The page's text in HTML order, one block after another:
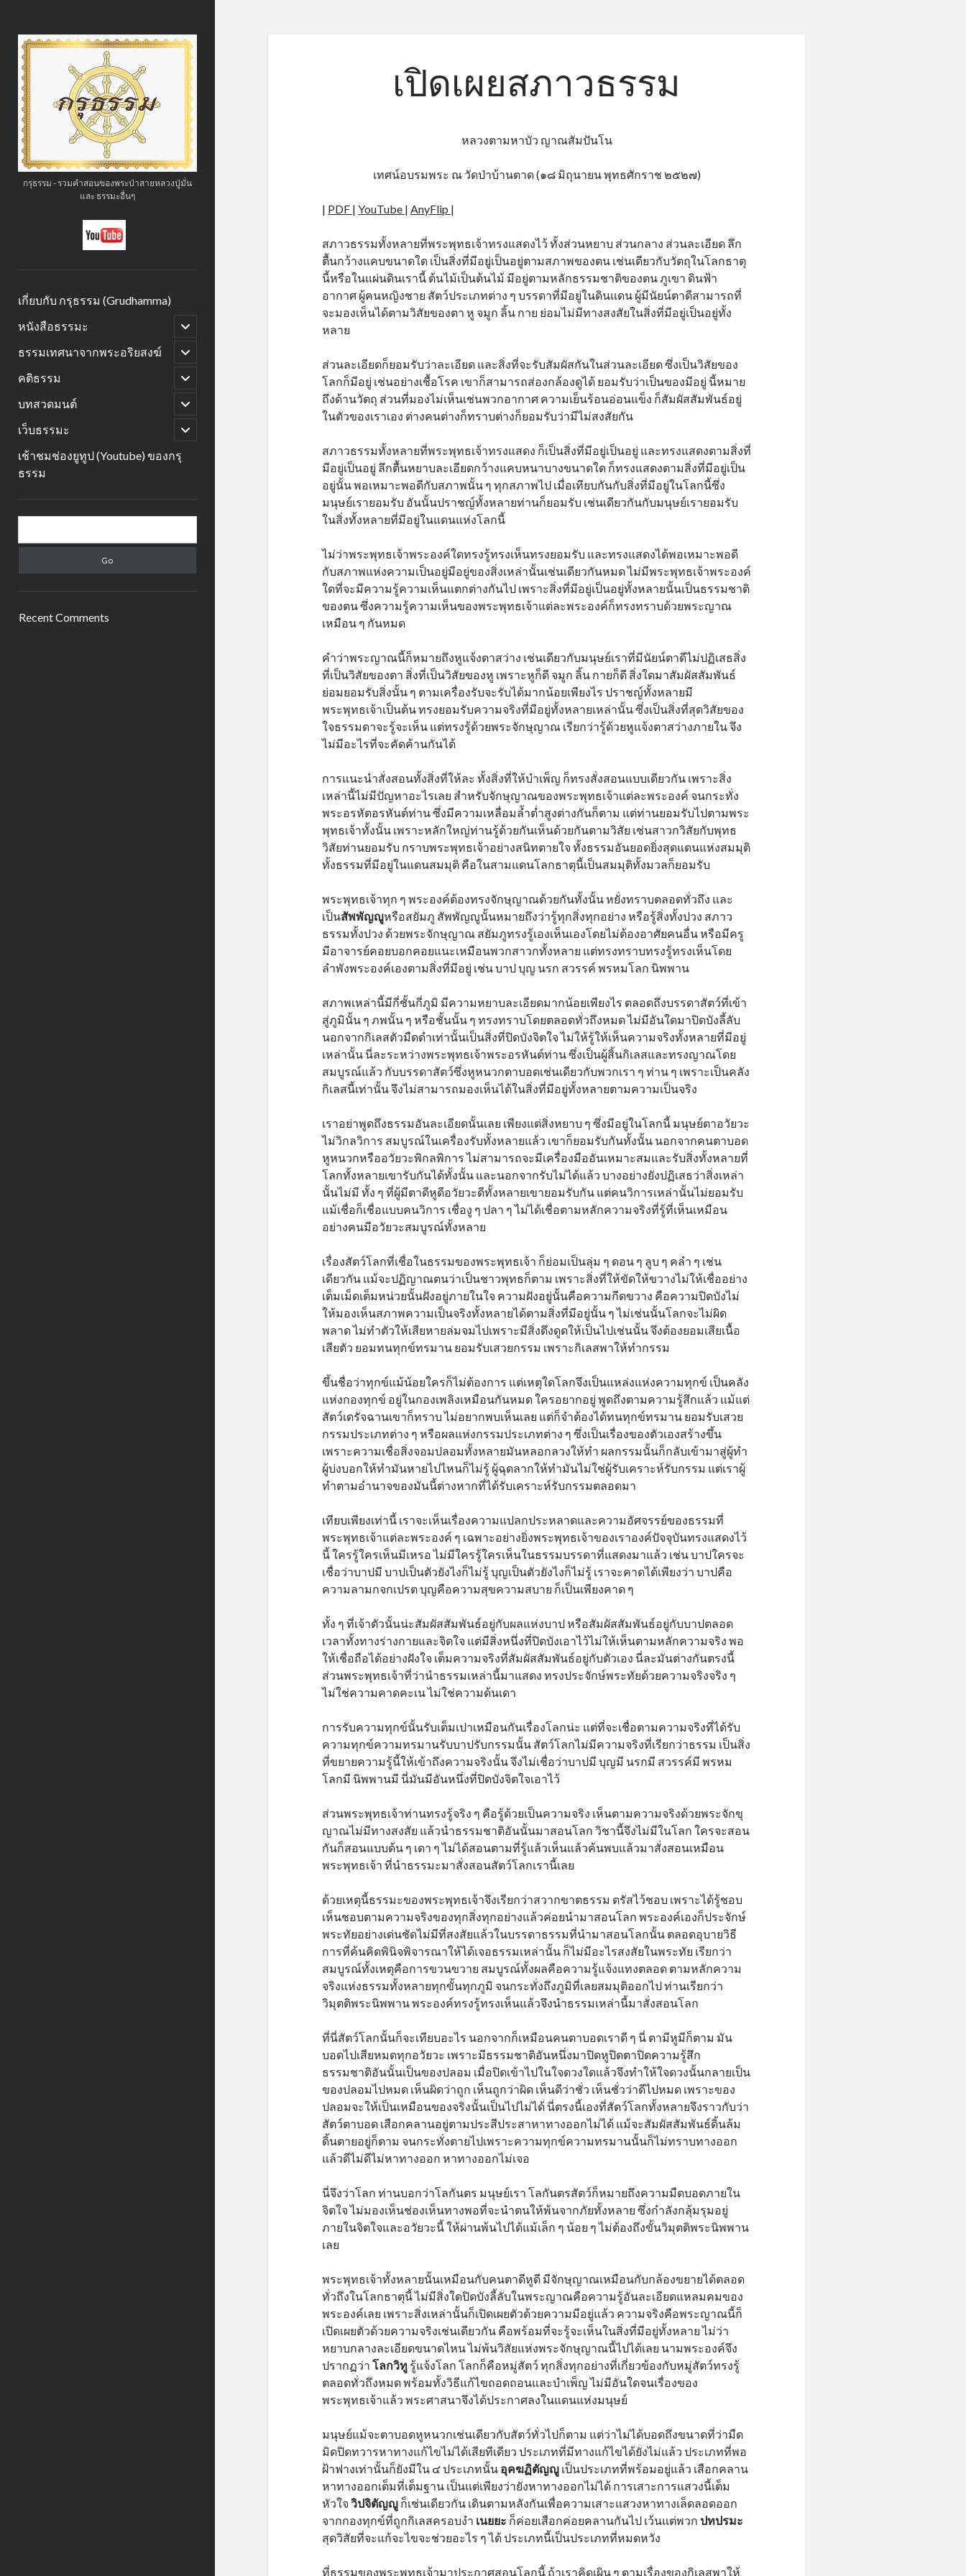
กรุ
ธรรม
(GruDhamma.com)
กรุธรรม - รวมคำสอนของพระป่าสายหลวงปู่มั่น
และ ธรรมะอื่นๆ
เกี่ยบกับ กรุธรรม (Grudhamma)
หนังสือธรรมะ
open
child
menu
ธรรมเทศนาจากพระอริยสงฆ์
open
child
menu
คติธรรม
open
child
menu
บทสวดมนต์
open
child
menu
เว็บธรรมะ
open
child
menu
เช้าชมช่องยูทูป (Youtube) ของกรุ
ธรรม
Sidebar
Recent Comments
เปิดเผยสภาวธรรม
หลวงตามหาบัว ญาณสัมปันโน
เทศน์อบรมพระ ณ วัดป่าบ้านตาด (๑๘ มิถุนายน พุทธศักราช ๒๕๒๗)
| PDF |YouTube |AnyFlip |
สภาวธรรมทั้งหลายที่พระพุทธเจ้าทรงแสดงไว้ ทั้งส่วนหยาบ ส่วนกลาง ส่วนละเอียด ลึก
ตื้นกว้างแคบขนาดใด เป็นสิ่งที่มีอยู่เป็นอยู่ตามสภาพของตน เช่นเดียวกับวัตถุในโลกธาตุ
นี้หรือในแผ่นดินเรานี้ ต้นไม้เป็นต้นไม้ มีอยู่ตามหลักธรรมชาติของตน ภูเขา ดินฟ้า
อากาศ ผู้คนหญิงชาย สัตว์ประเภทต่าง ๆ บรรดาที่มีอยู่ในดินแดน ผู้มีนัยน์ตาดีสามารถที่
จะมองเห็นได้ตามวิสัยของตา หู จมูก ลิ้น กาย ย่อมไม่มีทางสงสัยในสิ่งที่มีอยู่เป็นอยู่ทั้ง
หลาย
ส่วนละเอียดก็ยอมรับว่าละเอียด และสิ่งที่จะรับสัมผัสกันในส่วนละเอียด ซึ่งเป็นวิสัยของ
โลกก็มีอยู่ เช่นอย่างเชื้อโรค เขาก็สามารถส่องกล้องดูได้ ยอมรับว่าเป็นของมีอยู่ นี้หมาย
ถึงด้านวัตถุ ส่วนที่มองไม่เห็นเช่นพวกอากาศ ความเย็นร้อนอ่อนแข็ง ก็สัมผัสสัมพันธ์อยู่
ในตัวของเราเอง ต่างคนต่างก็ทราบต่างก็ยอมรับว่ามีไม่สงสัยกัน
สภาวธรรมทั้งหลายที่พระพุทธเจ้าทรงแสดง ก็เป็นสิ่งที่มีอยู่เป็นอยู่ และทรงแสดงตามสิ่งที่
มีอยู่เป็นอยู่ ลึกตื้นหยาบละเอียดกว้างแคบหนาบางขนาดใด ก็ทรงแสดงตามสิ่งที่มีอยู่เป็น
อยู่นั้น พอเหมาะพอดีกับสภาพนั้น ๆ ทุกสภาพไป เมื่อเทียบกันกับสิ่งที่มีอยู่ในโลกนี้ซึ่ง
มนุษย์เรายอมรับ อันนั้นปราชญ์ทั้งหลายท่านก็ยอมรับ เช่นเดียวกันกับมนุษย์เรายอมรับ
ในสิ่งทั้งหลายที่มีอยู่ในแดนแห่งโลกนี้
ไม่ว่าพระพุทธเจ้าพระองค์ใดทรงรู้ทรงเห็นทรงยอมรับ และทรงแสดงได้พอเหมาะพอดี
กับสภาพแห่งความเป็นอยู่มีอยู่ของสิ่งเหล่านั้นเช่นเดียวกันหมด ไม่มีพระพุทธเจ้าพระองค์
ใดที่จะมีความรู้ความเห็นแตกต่างกันไป เพราะสิ่งที่มีอยู่เป็นอยู่ทั้งหลายนั้นเป็นธรรมชาติ
ของตน ซึ่งความรู้ความเห็นของพระพุทธเจ้าแต่ละพระองค์ก็ทรงทราบด้วยพระญาณ
เหมือน ๆ กันหมด
คำว่าพระญาณนี้ก็หมายถึงหูแจ้งตาสว่าง เช่นเดียวกับมนุษย์เราที่มีนัยน์ตาดีไม่ปฏิเสธสิ่ง
ที่เป็นวิสัยของตา สิ่งที่เป็นวิสัยของหู เพราะหูก็ดี จมูก ลิ้น กายก็ดี สิ่งใดมาสัมผัสสัมพันธ์
ย่อมยอมรับสิ่งนั้น ๆ ตามเครื่องรับจะรับได้มากน้อยเพียงไร ปราชญ์ทั้งหลายมี
พระพุทธเจ้าเป็นต้น ทรงยอมรับความจริงที่มีอยู่ทั้งหลายเหล่านั้น ซึ่งเป็นสิ่งที่สุดวิสัยของ
ใจธรรมดาจะรู้จะเห็น แต่ทรงรู้ด้วยพระจักษุญาณ เรียกว่ารู้ด้วยหูแจ้งตาสว่างภายใน จึง
ไม่มีอะไรที่จะคัดค้านกันได้
การแนะนำสั่งสอนทั้งสิ่งที่ให้ละ ทั้งสิ่งที่ให้บำเพ็ญ ก็ทรงสั่งสอนแบบเดียวกัน เพราะสิ่ง
เหล่านี้ไม่มีปัญหาอะไรเลย สำหรับจักษุญาณของพระพุทธเจ้าแต่ละพระองค์ จนกระทั่ง
พระอรหัตอรหันต์ท่าน ซึ่งมีความเหลื่อมล้ำต่ำสูงต่างกันก็ตาม แต่ท่านยอมรับไปตามพระ
พุทธเจ้าทั้งนั้น เพราะหลักใหญ่ท่านรู้ด้วยกันเห็นด้วยกันตามวิสัย เช่นสาวกวิสัยกับพุทธ
วิสัยท่านยอมรับ กราบพระพุทธเจ้าอย่างสนิทตายใจ ทั้งธรรมอันยอดยิ่งสุดแดนแห่งสมมุติ
ทั้งธรรมที่มีอยู่ในแดนสมมุติ คือในสามแดนโลกธาตุนี้เป็นสมมุติทั้งมวลก็ยอมรับ
พระพุทธเจ้าทุก ๆ พระองค์ต้องทรงจักษุญาณด้วยกันทั้งนั้น หยั่งทราบตลอดทั่วถึง และ
เป็นสัพพัญญูหรือสยัมภู สัพพัญญูนั้นหมายถึงว่ารู้ทุกสิ่งทุกอย่าง หรือรู้สิ่งทั้งปวง สภาว
ธรรมทั้งปวง ด้วยพระจักษุญาณ สยัมภูทรงรู้เองเห็นเองโดยไม่ต้องอาศัยคนอื่น หรือมีครู
มีอาจารย์คอยบอกคอยแนะเหมือนพวกสาวกทั้งหลาย แต่ทรงทราบทรงรู้ทรงเห็นโดย
ลำพังพระองค์เองตามสิ่งที่มีอยู่ เช่น บาป บุญ นรก สวรรค์ พรหมโลก นิพพาน
สภาพเหล่านี้มีกี่ชั้นกี่ภูมิ มีความหยาบละเอียดมากน้อยเพียงไร ตลอดถึงบรรดาสัตว์ที่เข้า
สู่ภูมินั้น ๆ ภพนั้น ๆ หรือชั้นนั้น ๆ ทรงทราบโดยตลอดทั่วถึงหมด ไม่มีอันใดมาปิดบังลี้ลับ
นอกจากกิเลสตัวมืดดำเท่านั้นเป็นสิ่งที่ปิดบังจิตใจ ไม่ให้รู้ให้เห็นความจริงทั้งหลายที่มีอยู่
เหล่านั้น นี่ละระหว่างพระพุทธเจ้าพระอรหันต์ท่าน ซึ่งเป็นผู้สิ้นกิเลสและทรงญาณโดย
สมบูรณ์แล้ว กับบรรดาสัตว์ซึ่งหูหนวกตาบอดเช่นเดียวกับพวกเรา ๆ ท่าน ๆ เพราะเป็นคลัง
กิเลสนี้เท่านั้น จึงไม่สามารถมองเห็นได้ในสิ่งที่มีอยู่ทั้งหลายตามความเป็นจริง
เราอย่าพูดถึงธรรมอันละเอียดนั้นเลย เพียงแต่สิ่งหยาบ ๆ ซึ่งมีอยู่ในโลกนี้ มนุษย์ตาอวัยวะ
ไม่วิกลวิการ สมบูรณ์ในเครื่องรับทั้งหลายแล้ว เขาก็ยอมรับกันทั้งนั้น นอกจากคนตาบอด
หูหนวกหรืออวัยวะพิกลพิการ ไม่สามารถจะมีเครื่องมืออันเหมาะสมและรับสิ่งทั้งหลายที่
โลกทั้งหลายเขารับกันได้ทั้งนั้น และนอกจากรับไม่ได้แล้ว บางอย่างยังปฏิเสธว่าสิ่งเหล่า
นั้นไม่มี ทั้ง ๆ ที่ผู้มีตาดีหูดีอวัยวะดีทั้งหลายเขายอมรับกัน แต่คนวิการเหล่านั้นไม่ยอมรับ
แม้เชื่อก็เชื่อแบบคนวิการ เชื่องู ๆ ปลา ๆ ไม่ได้เชื่อตามหลักความจริงที่รู้ที่เห็นเหมือน
อย่างคนมีอวัยวะสมบูรณ์ทั้งหลาย
เรื่องสัตว์โลกที่เชื่อในธรรมของพระพุทธเจ้า ก็ย่อมเป็นลุ่ม ๆ ดอน ๆ ลูบ ๆ คลำ ๆ เช่น
เดียวกัน แม้จะปฏิญาณตนว่าเป็นชาวพุทธก็ตาม เพราะสิ่งที่ให้ขัดให้ขวางไม่ให้เชื่ออย่าง
เต็มเม็ดเต็มหน่วยนั้นฝังอยู่ภายในใจ ความฝังอยู่นั้นคือความกีดขวาง คือความปิดบังไม่
ให้มองเห็นสภาพความเป็นจริงทั้งหลายได้ตามสิ่งที่มีอยู่นั้น ๆ ไม่เช่นนั้นโลกจะไม่ผิด
พลาด ไม่ทำตัวให้เสียหายล่มจมไปเพราะมีสิ่งดึงดูดให้เป็นไปเช่นนั้น จึงต้องยอมเสียเนื้อ
เสียตัว ยอมทนทุกข์ทรมาน ยอมรับเสวยกรรม เพราะกิเลสพาให้ทำกรรม
ขึ้นชื่อว่าทุกข์แม้น้อยใครก็ไม่ต้องการ แต่เหตุใดโลกจึงเป็นแหล่งแห่งความทุกข์ เป็นคลัง
แห่งกองทุกข์ อยู่ในกองเพลิงเหมือนกันหมด ใครอยากอยู่ พูดถึงตามความรู้สึกแล้ว แม้แต่
สัตว์เดรัจฉานเขาก็ทราบ ไม่อยากพบเห็นเลย แต่ก็จำต้องได้ทนทุกข์ทรมาน ยอมรับเสวย
กรรมประเภทต่าง ๆ หรือผลแห่งกรรมประเภทต่าง ๆ ซึ่งเป็นเรื่องของตัวเองสร้างขึ้น
เพราะความเชื่อสิ่งจอมปลอมทั้งหลายมันหลอกลวงให้ทำ ผลกรรมนั้นก็กลับเข้ามาสู่ผู้ทำ
ผู้บ่งบอกให้ทำมันหายไปไหนก็ไม่รู้ ผู้ฉุดลากให้ทำมันไม่ใช่ผู้รับเคราะห์รับกรรม แต่เราผู้
ทำตามอำนาจของมันนี้ต่างหากที่ได้รับเคราะห์รับกรรมตลอดมา
เทียบเพียงเท่านี้ เราจะเห็นเรื่องความแปลกประหลาดและความอัศจรรย์ของธรรมที่
พระพุทธเจ้าแต่ละพระองค์ ๆ เฉพาะอย่างยิ่งพระพุทธเจ้าของเราองค์ปัจจุบันทรงแสดงไว้
นี้ ใครรู้ใครเห็นมีเหรอ ไม่มีใครรู้ใครเห็นในธรรมบรรดาที่แสดงมาแล้ว เช่น บาปใครจะ
เชื่อว่าบาปมี บาปเป็นตัวยังไงก็ไม่รู้ บุญเป็นตัวยังไงก็ไม่รู้ เราจะคาดได้เพียงว่า บาปคือ
ความลามกจกเปรต บุญคือความสุขความสบาย ก็เป็นเพียงคาด ๆ
ทั้ง ๆ ที่เจ้าตัวนั้นน่ะสัมผัสสัมพันธ์อยู่กับผลแห่งบาป หรือสัมผัสสัมพันธ์อยู่กับบาปตลอด
เวลาทั้งทางร่างกายและจิตใจ แต่มีสิ่งหนึ่งที่ปิดบังเอาไว้ไม่ให้เห็นตามหลักความจริง พอ
ให้เชื่อถือได้อย่างฝังใจ เต็มความจริงที่สัมผัสสัมพันธ์อยู่กับตัวเอง นี่ละมันต่างกันตรงนี้
ส่วนพระพุทธเจ้าที่ว่านำธรรมเหล่านี้มาแสดง ทรงประจักษ์พระทัยด้วยความจริงจริง ๆ
ไม่ใช่ความคาดคะเน ไม่ใช่ความด้นเดา
การรับความทุกข์นั้นรับเต็มเปาเหมือนกันเรื่องโลกน่ะ แต่ที่จะเชื่อตามความจริงที่ได้รับ
ความทุกข์ความทรมานรับบาปรับกรรมนั้น สัตว์โลกไม่มีความจริงที่เรียกว่าธรรม เป็นสิ่ง
ที่ขยายความรู้นี้ให้เข้าถึงความจริงนั้น จึงไม่เชื่อว่าบาปมี บุญมี นรกมี สวรรค์มี พรหม
โลกมี นิพพานมี นี่มันมีอันหนึ่งที่ปิดบังจิตใจเอาไว้
ส่วนพระพุทธเจ้าท่านทรงรู้จริง ๆ คือรู้ด้วยเป็นความจริง เห็นตามความจริงด้วยพระจักขุ
ญาณไม่มีทางสงสัย แล้วนำธรรมชาติอันนั้นมาสอนโลก วิชานี้จึงไม่มีในโลก ใครจะสอน
กันก็สอนแบบด้น ๆ เดา ๆ ไม่ได้สอนตามที่รู้แล้วเห็นแล้วค้นพบแล้วมาสั่งสอนเหมือน
พระพุทธเจ้า ที่นำธรรมะมาสั่งสอนสัตว์โลกเรานี้เลย
ด้วยเหตุนี้ธรรมะของพระพุทธเจ้าจึงเรียกว่าสวากขาตธรรม ตรัสไว้ชอบ เพราะได้รู้ชอบ
เห็นชอบตามความจริงของทุกสิ่งทุกอย่างแล้วค่อยนำมาสอนโลก พระองค์เองก็ประจักษ์
พระทัยอย่างเด่นชัดไม่มีที่สงสัยแล้วในบรรดาธรรมที่นำมาสอนโลกนั้น ตลอดอุบายวิธี
การที่ค้นคิดพินิจพิจารณาให้ได้เจอธรรมเหล่านั้น ก็ไม่มีอะไรสงสัยในพระทัย เรียกว่า
สมบูรณ์ทั้งเหตุคือการขวนขวาย สมบูรณ์ทั้งผลคือความรู้แจ้งแทงตลอด ตามหลักความ
จริงแห่งธรรมทั้งหลายทุกขั้นทุกภูมิ จนกระทั่งถึงภูมิที่เลยสมมุติออกไป ท่านเรียกว่า
วิมุตติพระนิพพาน พระองค์ทรงรู้ทรงเห็นแล้วจึงนำธรรมเหล่านี้มาสั่งสอนโลก
ที่นี่สัตว์โลกนั้นก็จะเทียบอะไร นอกจากก็เหมือนคนตาบอดเราดี ๆ นี่ ตามีหูมีก็ตาม มัน
บอดไปเสียหมดทุกอวัยวะ เพราะมีธรรมชาติอันหนึ่งมาปิดหูปิดตาปิดความรู้สึก
ธรรมชาติอันนั้นเป็นของปลอม เมื่อปิดเข้าไปในใจดวงใดแล้วจึงทำให้ใจดวงนั้นกลายเป็น
ของปลอมไปหมด เห็นผิดว่าถูก เห็นถูกว่าผิด เห็นดีว่าชั่ว เห็นชั่วว่าดีไปหมด เพราะของ
ปลอมจะให้เป็นเหมือนของจริงนั้นเป็นไปไม่ได้ นี่ตรงนี้เองที่สัตว์โลกทั้งหลายจึงราวกับว่า
สัตว์ตาบอด เสือกคลานอยู่ตามประสีประสาหาทางออกไม่ได้ แม้จะสัมผัสสัมพันธ์ดิ้นล้ม
ดิ้นตายอยู่ก็ตาม จนกระทั่งตายไปเพราะความทุกข์ความทรมานนั้นก็ไม่ทราบทางออก
แล้วดีไม่ดีไม่หาทางออก หาทางออกไม่เจอ
นี่จึงว่าโลก ท่านบอกว่าโลกันตร มนุษย์เรา โลกันตรสัตว์ก็หมายถึงความมืดบอดภายใน
จิตใจ ไม่มองเห็นช่องเห็นทางพอที่จะนำตนให้พ้นจากภัยทั้งหลาย ซึ่งกำลังกลุ้มรุมอยู่
ภายในจิตใจและอวัยวะนี้ ให้ผ่านพ้นไปได้แม้เล็ก ๆ น้อย ๆ ไม่ต้องถึงขั้นวิมุตติพระนิพพาน
เลย
พระพุทธเจ้าทั้งหลายนั้นเหมือนกับคนตาดีหูดี มีจักษุญาณเหมือนกับกล้องขยายได้ตลอด
ทั่วถึงในโลกธาตุนี้ ไม่มีสิ่งใดปิดบังลี้ลับในพระญาณคือความรู้อันละเอียดแหลมคมของ
พระองค์เลย เพราะสิ่งเหล่านั้นก็เปิดเผยตัวด้วยความมีอยู่แล้ว ความจริงคือพระญาณนี้ก็
เปิดเผยตัวด้วยความจริงเช่นเดียวกัน คือพร้อมที่จะรู้จะเห็นในสิ่งที่มีอยู่ทั้งหลาย ไม่ว่า
หยาบกลางละเอียดขนาดไหน ไม่พ้นวิสัยแห่งพระจักษุญาณนี้ไปได้เลย นามพระองค์จึง
ปรากฏว่าโลกวิทู รู้แจ้งโลก โลกก็คือหมู่สัตว์ ทุกสิ่งทุกอย่างที่เกี่ยวข้องกับหมู่สัตว์ทรงรู้
ตลอดทั่วถึงหมด พร้อมทั้งวิธีแก้ไขถอดถอนและบำเพ็ญ ไม่มีอันใดจนเรื่องของ
พระพุทธเจ้าแล้ว พระศาสนาจึงได้ประกาศลงในแดนแห่งมนุษย์
มนุษย์แม้จะตาบอดหูหนวกเช่นเดียวกับสัตว์ทั่วไปก็ตาม แต่ว่าไม่ได้บอดถึงขนาดที่ว่ามืด
มิดปิดทวารหาทางแก้ไขไม่ได้เสียทีเดียว ประเภทที่มีทางแก้ไขได้ยังไม่แล้ว ประเภทที่พอ
ฝ้าฟางเท่านั้นก็ยังมีใน ๔ ประเภทนั้น อุคฆฏิตัญญู เป็นประเภทที่พร้อมอยู่แล้ว เสือกคลาน
หาทางออกเต็มที่เต็มฐาน เป็นแต่เพียงว่ายังหาทางออกไม่ได้ การเสาะการแสวงนี้เต็ม
หัวใจ วิปจิตัญญู ก็เช่นเดียวกัน เดินตามหลังกันเพื่อความเสาะแสวงหาทางเล็ดลอดออก
จากกองทุกข์ที่ถูกกิเลสครอบงำ เนยยะ ก็ค่อยเสือกค่อยคลานกันไป เว้นแต่พวก ปทปรมะ
สุดวิสัยที่จะแก้จะไขจะช่วยอะไร ๆ ได้ ประเภทนี้เป็นประเภทที่หมดหวัง
ที่ธรรมของพระพุทธเจ้ามาประกาศสอนโลกนี้ ถ้าเราคิดเผิน ๆ ตามเรื่องของกิเลสพาให้